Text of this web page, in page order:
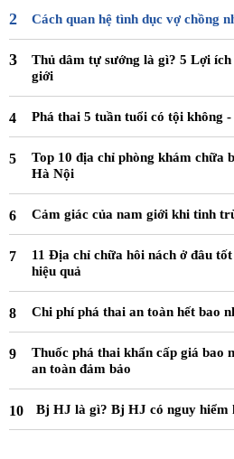
Cách quan hệ tình dục vợ chồng
Thủ dâm tự sướng là gì? 5 Lợi
giới
Phá thai 5 tuần tuổi có tội không
Top 10 địa chỉ phòng khám chữa
Hà Nội
Cảm giác của nam giới khi tinh
11 Địa chỉ chữa hôi nách ở đâu
hiệu quả
Chi phí phá thai an toàn hết bao
Thuốc phá thai khẩn cấp giá bao
an toàn đảm bảo
Bj HJ là gì? Bj HJ có nguy hiểm